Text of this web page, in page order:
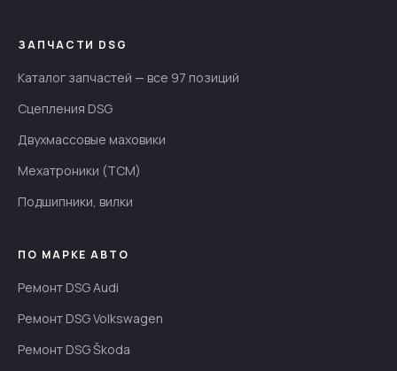
ЗАПЧАСТИ DSG
Каталог запчастей — все 97 позиций
Сцепления DSG
Двухмассовые маховики
Мехатроники (TCM)
Подшипники, вилки
ПО МАРКЕ АВТО
Ремонт DSG Audi
Ремонт DSG Volkswagen
Ремонт DSG Škoda